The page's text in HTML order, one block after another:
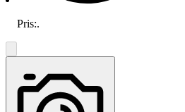
Pris:.